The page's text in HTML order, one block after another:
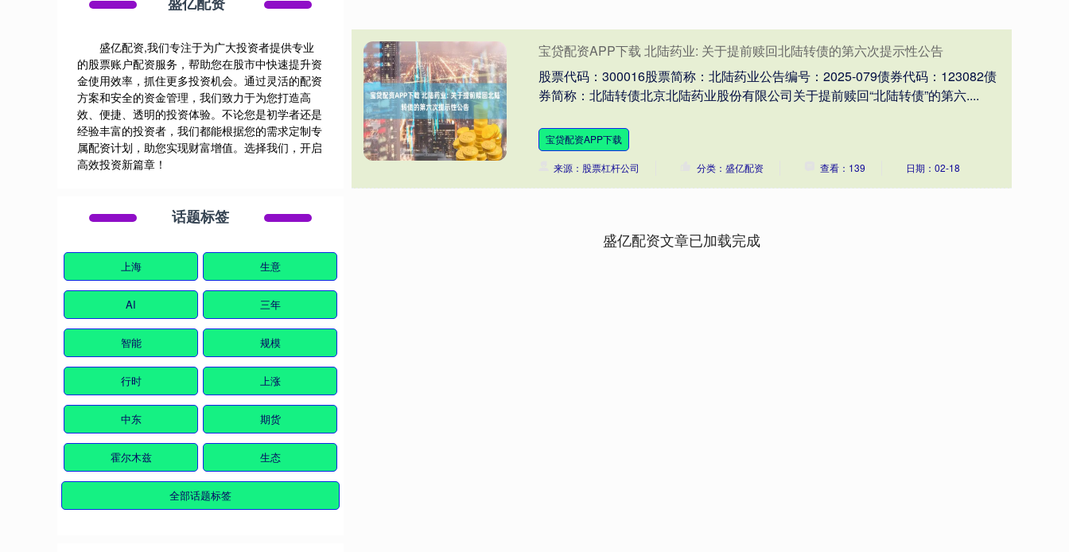
宝贷配资APP下载 北陆药业: 关于提前赎回北陆转债的第六次提示性公告
股票代码：300016股票简称：北陆药业公告编号：2025-079债券代码：123082债
券简称：北陆转债北京北陆药业股份有限公司关于提前赎回“北陆转债”的第六....
宝贷配资APP下载
来源：股票杠杆公司 分类：盛亿配资 查看：139 日期：02-18
盛亿配资文章已加载完成
盛亿配资,我们专注于为广大投资者提供专业
的股票账户配资服务，帮助您在股市中快速提升资
金使用效率，抓住更多投资机会。通过灵活的配资
方案和安全的资金管理，我们致力于为您打造高
效、便捷、透明的投资体验。不论您是初学者还是
经验丰富的投资者，我们都能根据您的需求定制专
属配资计划，助您实现财富增值。选择我们，开启
高效投资新篇章！
话题标签
上海 生意
AI 三年
智能 规模
行时 上涨
中东 期货
霍尔木兹 生态
全部话题标签